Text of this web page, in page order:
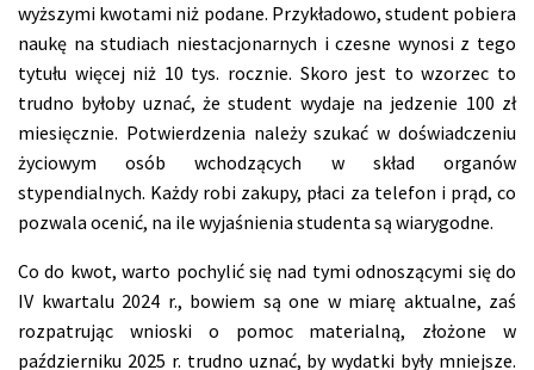
wyższymi kwotami niż podane. Przykładowo, student pobiera
naukę na studiach niestacjonarnych i czesne wynosi z tego
tytułu więcej niż 10 tys. rocznie. Skoro jest to wzorzec to
trudno byłoby uznać, że student wydaje na jedzenie 100 zł
miesięcznie. Potwierdzenia należy szukać w doświadczeniu
życiowym osób wchodzących w skład organów
stypendialnych. Każdy robi zakupy, płaci za telefon i prąd, co
pozwala ocenić, na ile wyjaśnienia studenta są wiarygodne.
Co do kwot, warto pochylić się nad tymi odnoszącymi się do
IV kwartalu 2024 r., bowiem są one w miarę aktualne, zaś
rozpatrując wnioski o pomoc materialną, złożone w
październiku 2025 r. trudno uznać, by wydatki były mniejsze.